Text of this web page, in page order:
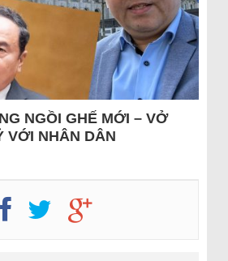
NGỒI GHẾ MỚI – VỞ
VỚI NHÂN DÂN